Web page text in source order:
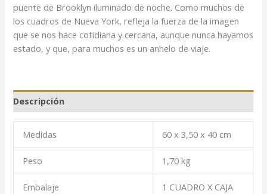
puente de Brooklyn iluminado de noche. Como muchos de
los cuadros de Nueva York, refleja la fuerza de la imagen
que se nos hace cotidiana y cercana, aunque nunca hayamos
estado, y que, para muchos es un anhelo de viaje.
Descripción
Medidas 60 x 3,50 x 40 cm
Peso 1,70 kg
Embalaje 1 CUADRO X CAJA